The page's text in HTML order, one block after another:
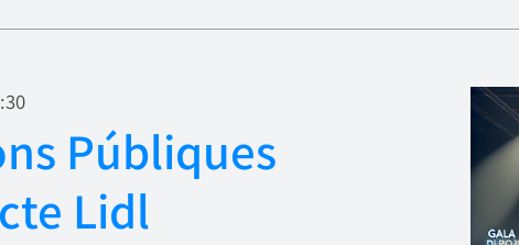
Públiques
Lidl